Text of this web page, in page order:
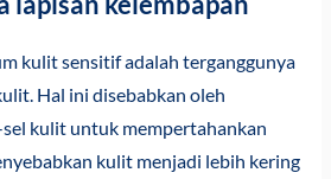
kulit sensitif adalah terganggunya
Hal ini disebabkan oleh
kulit untuk mempertahankan
kulit menjadi lebih kering